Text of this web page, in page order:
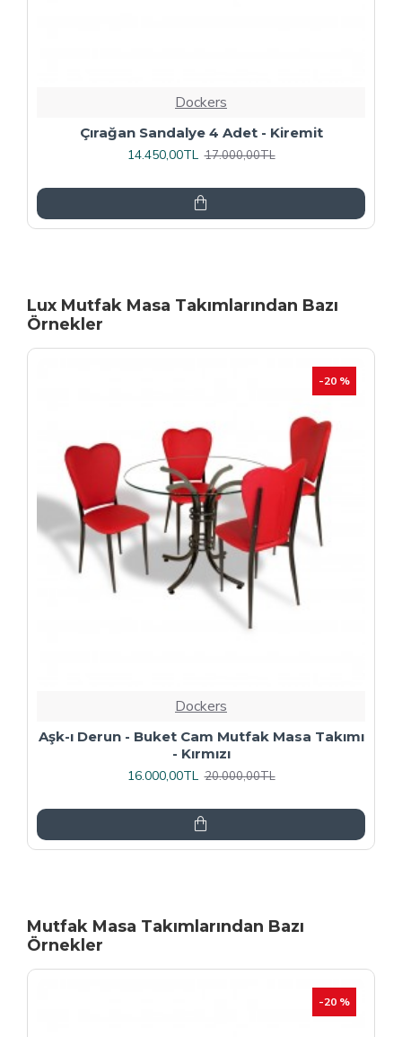
Dockers
Rozhet Sandalye (Kromnikel) (4 Adet
Fiyatıdır) - Kahve
Lux Mutfak Masa Takımlarından Bazı
Örnekler
-20 %
Dockers
Çipa Döküm Ayak - Play Polipropilen Masa
Takımı - 70x120 (Werzalit, Wermodin veya
Allzalit Tabla) - Afyon Mermer-Antrasit
Mutfak Masa Takımlarından Bazı
Örnekler
İNDIRIM